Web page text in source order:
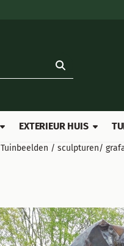
EXTERIEUR HUIS
Tuinbeelden / sculpturen/